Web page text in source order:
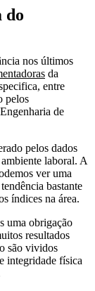
do
nos últimos
da
entre
pelos
de
pelos dados
laboral. A
ver uma
bastante
índices na área.
uma obrigação
resultados
são vividos
integridade física